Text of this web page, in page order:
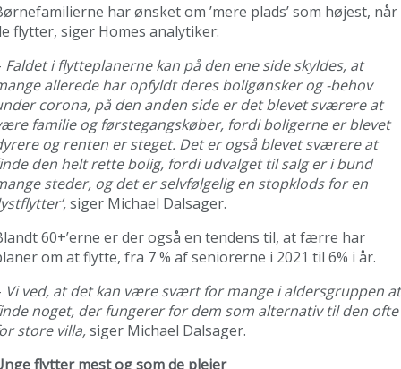
har ønsket om ’mere plads’ som højest, når
flytter, siger Homes analytiker:
Faldet i flytteplanerne kan på den ene side skyldes, at
allerede har opfyldt deres boligønsker og -behov
corona, på den anden side er det blevet sværere at
familie og førstegangskøber, fordi boligerne er blevet
og renten er steget. Det er også blevet sværere at
den helt rette bolig, fordi udvalget til salg er i bund
steder, og det er selvfølgelig en stopklods for en
siger Michael Dalsager.
60+’erne er der også en tendens til, at færre har
om at flytte, fra 7 % af seniorerne i 2021 til 6% i år.
Vi ved, at det kan være svært for mange i aldersgruppen at
noget, der fungerer for dem som alternativ til den ofte
store villa,siger Michael Dalsager.
flytter mest og som de plejer